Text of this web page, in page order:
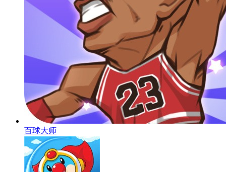
百球大师